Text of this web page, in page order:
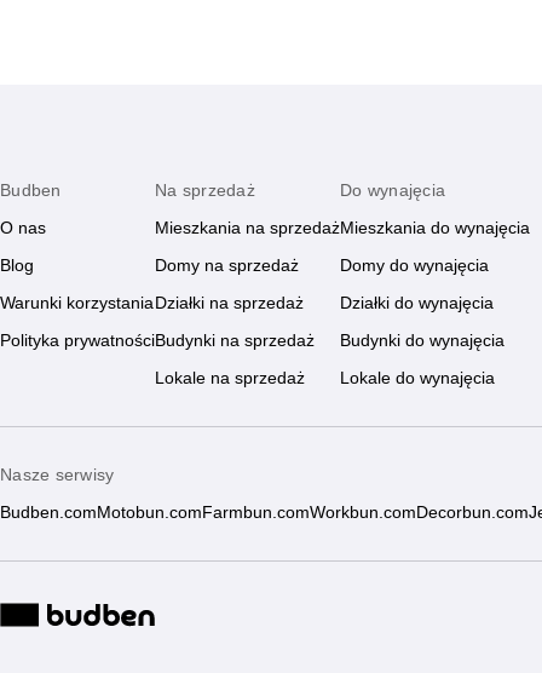
Budben
O nas
Blog
Warunki korzystania
Polityka prywatności
Na sprzedaż
Mieszkania na sprzedaż
Domy na sprzedaż
Działki na sprzedaż
Budynki na sprzedaż
Lokale na sprzedaż
Do wynajęcia
Mieszkania do wynajęcia
Domy do wynajęcia
Działki do wynajęcia
Budynki do wynajęcia
Lokale do wynajęcia
Nasze serwisy
Budben.com Motobun.com Farmbun.comWorkbun.com Decorbun.com